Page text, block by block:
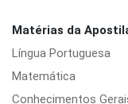
Matérias da
Língua Portuguesa
Matemática
Conhecimentos